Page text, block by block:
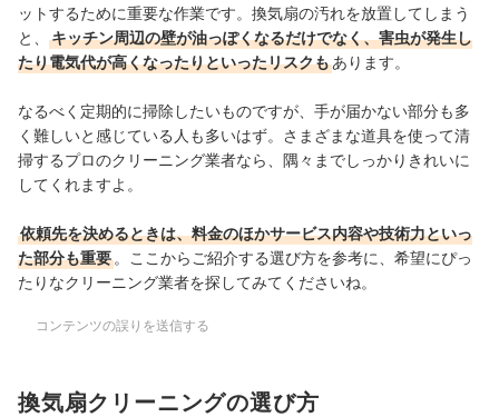
ットするために重要な作業です。換気扇の汚れを放置してしまう
と、
キッチン周辺の壁が油っぽくなるだけでなく、害虫が発生し
たり電気代が高くなったりといったリスクもあります。
なるべく定期的に掃除したいものですが、手が届かない部分も多
く難しいと感じている人も多いはず。さまざまな道具を使って清
掃するプロのクリーニング業者なら、隅々までしっかりきれいに
してくれますよ。
依頼先を決めるときは、料金のほかサービス内容や技術力といっ
た部分も重要 。ここからご紹介する選び方を参考に、希望にぴっ
たりなクリーニング業者を探してみてくださいね。
コンテンツの誤りを送信する
換気扇クリーニングの選び方